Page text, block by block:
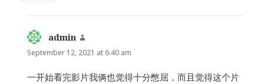
admin
September 12, 2021 at 6:40 am
一开始看完影片我俩也觉得十分憋屈，而且觉得这个片